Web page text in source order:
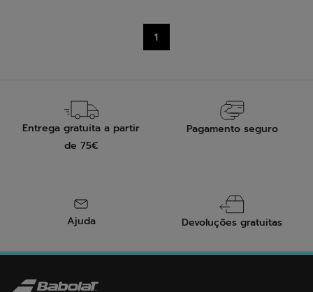
1
Entrega gratuita a partir
de 75€
Pagamento seguro
Ajuda Devoluções gratuitas